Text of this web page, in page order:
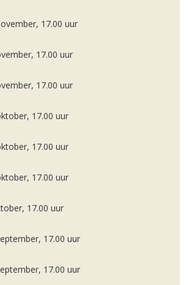
17.00 uur
17.00 uur
17.00 uur
17.00 uur
17.00 uur
17.00 uur
17.00 uur
17.00 uur
17.00 uur